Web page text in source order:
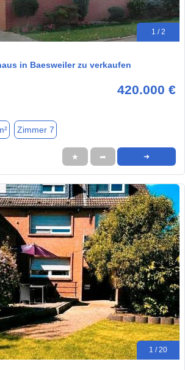
1 / 2
in Baesweiler zu verkaufen
420.000 €
Zimmer 7
★ ➦ ➜
1 / 20